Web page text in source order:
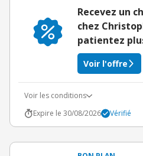
Recevez un
chez
patientez
Voir l'offre
Voir les conditions
Expire le 30/08/2026
Vérifié